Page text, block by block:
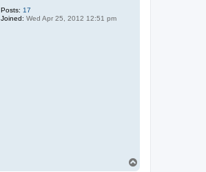
Posts: 17
Joined: Wed Apr 25, 2012 12:51 pm